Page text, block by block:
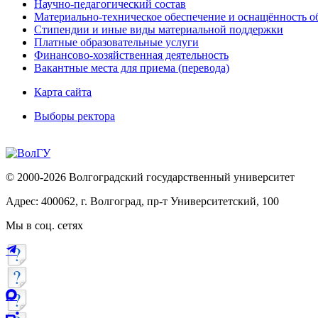
Научно-педагогический состав
Материально-техническое обеспечение и оснащённость
Стипендии и иные виды материальной поддержки
Платные образовательные услуги
Финансово-хозяйственная деятельность
Вакантные места для приема (перевода)
Карта сайта
Выборы ректора
© 2000-2026 Волгоградский государственный университет
Адрес: 400062, г. Волгоград, пр-т Университетский, 100
Мы в соц. сетях